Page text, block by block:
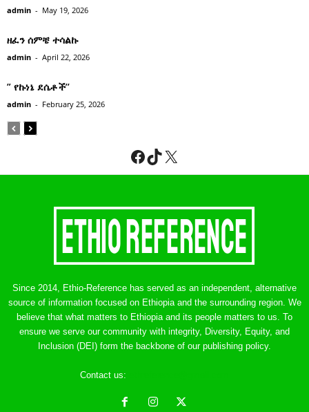
admin - May 19, 2026
ዘፈን ሰምቼ ተሳልኩ
admin - April 22, 2026
” የኩነኔ ደሴቶች’’
admin - February 25, 2026
Facebook
TikTok
X
Since 2014, Ethio-Reference has served as an independent, alternative
source of information focused on Ethiopia and the surrounding region. We
believe that what matters to Ethiopia and its people matters to us. To
ensure we serve our community with integrity, Diversity, Equity, and
Inclusion (DEI) form the backbone of our publishing policy.
Contact us: